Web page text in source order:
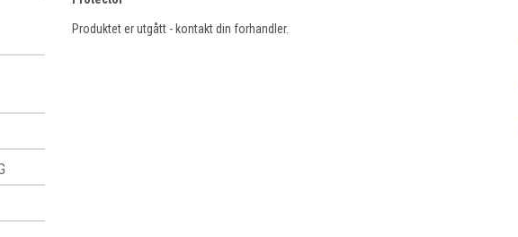
Produktet er utgått - kontakt din forhandler.